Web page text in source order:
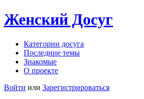
Женский Досуг
Категории досуга
Последние темы
Знакомые
О проекте
Войти или Зарегистрироваться